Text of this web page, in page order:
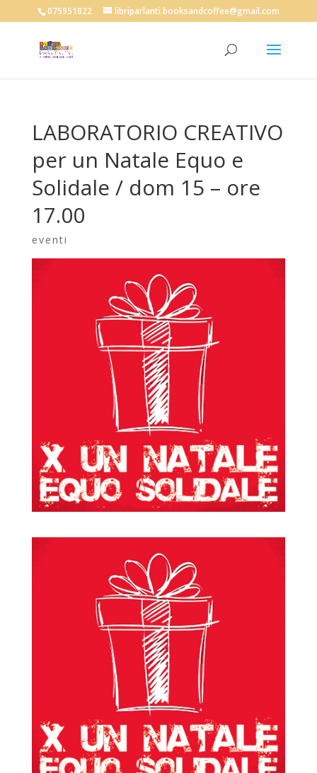
075951822 libriparlanti.booksandcoffee@gmail.com
LABORATORIO CREATIVO
per un Natale Equo e
Solidale / dom 15 – ore
17.00
eventi